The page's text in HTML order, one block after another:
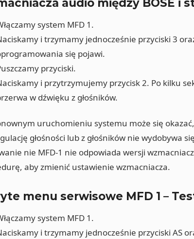
audio między BOSE i
system MFD 1.
i trzymamy jednocześnie przyciski 3
się pojawi.
przyciski.
i przytrzymujemy przycisk 2. Po kilku
w dźwięku z głośników.
uruchomieniu systemu może się
głośności lub z głośników nie wydobywa
nie MFD-1 nie odpowiada wersji
aby zmienić ustawienie wzmacniacza.
menu serwisowe MFD 1 –
system MFD 1.
i trzymamy jednocześnie przyciski AS